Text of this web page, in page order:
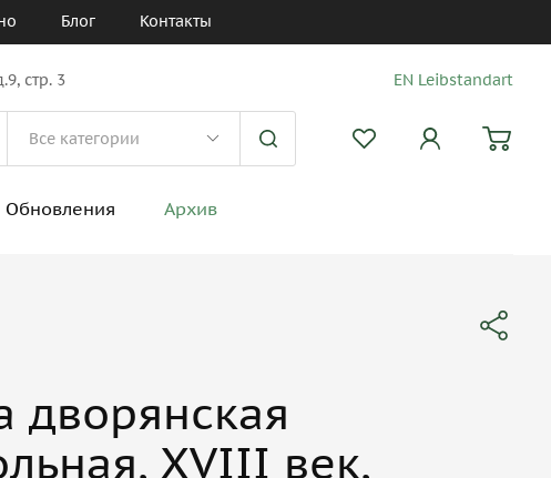
Блог Контакты
стр. 3 EN Leibstandart
Обновления Архив
дворянская
XVIII век,